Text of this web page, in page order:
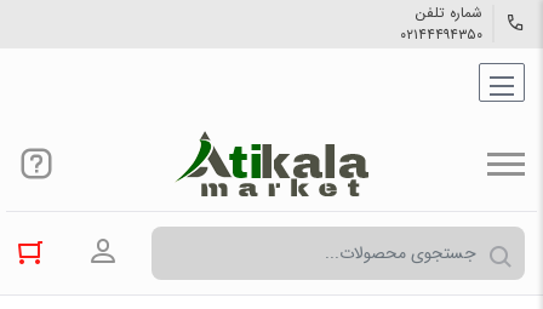
شماره تلفن
۰۲۱۴۴۴۹۴۳۵۰
ورود به